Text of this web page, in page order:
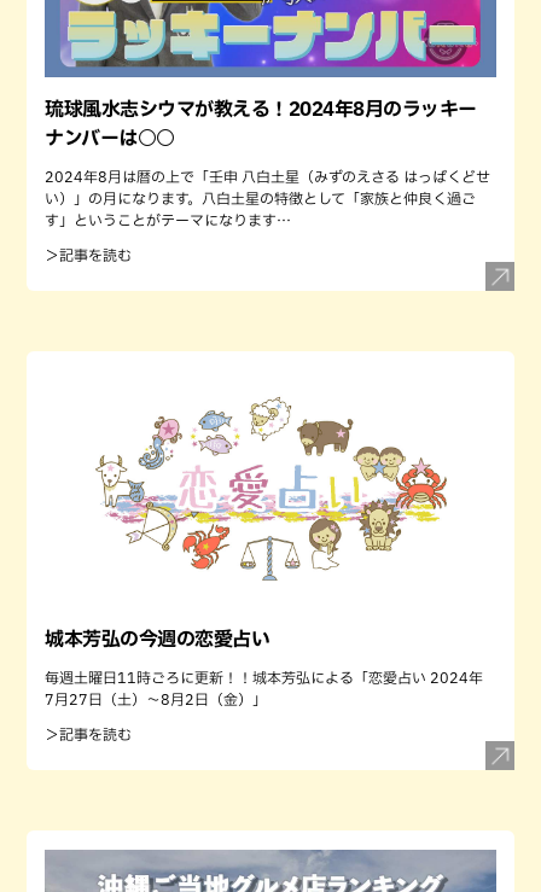
琉球風水志シウマが教える！2024年8月のラッキー
ナンバーは○○
2024年8月は暦の上で「壬申 八白土星（みずのえさる はっぱくどせ
い）」の月になります。八白土星の特徴として「家族と仲良く過ご
す」ということがテーマになります…
＞記事を読む
城本芳弘の今週の恋愛占い
毎週土曜日11時ごろに更新！！城本芳弘による「恋愛占い 2024年
7月27日（土）～8月2日（金）」
＞記事を読む